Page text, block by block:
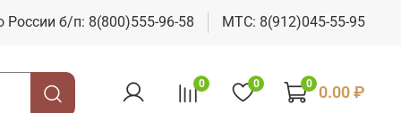
России б/п: 8(800)555-96-58 МТС: 8(912)045-55-95
0 0 0 0.00 ₽